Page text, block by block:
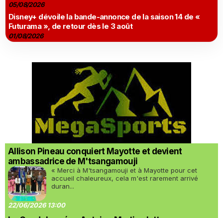
05/08/2026
Disney+ dévoile la bande-annonce de la saison 14 de «
Futurama », de retour dès le 3 août
01/08/2026
Allison Pineau conquiert Mayotte et devient
ambassadrice de M'tsangamouji
« Merci à M'tsangamouji et à Mayotte pour cet
accueil chaleureux, cela m'est rarement arrivé
duran...
22/06/2026 13:00